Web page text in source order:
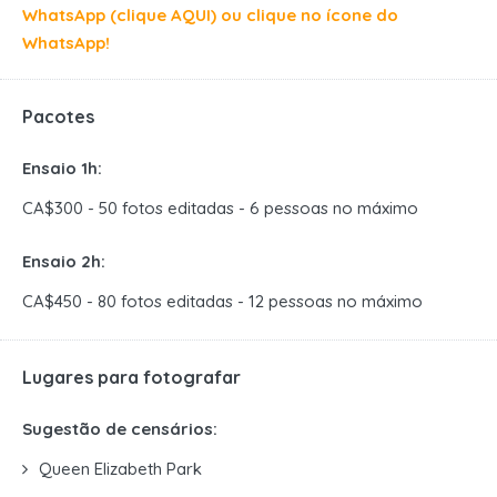
WhatsApp (clique AQUI) ou clique no ícone do
WhatsApp!
Pacotes
Ensaio 1h:
CA$300 - 50 fotos editadas - 6 pessoas no máximo
Ensaio 2h:
CA$450 - 80 fotos editadas - 12 pessoas no máximo
Lugares para fotografar
Sugestão de censários:
Queen Elizabeth Park